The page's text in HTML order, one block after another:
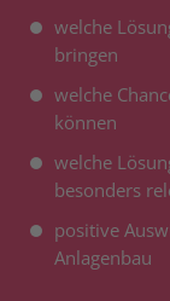
welche
bringen
welche
können
welche
besonders
positive
Anlagenbau